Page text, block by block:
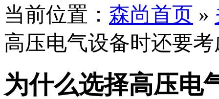
当前位置： 森尚首页 »
高压电气设备时还要
为什么选择高压电